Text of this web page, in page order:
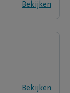
Bekijken
Bekijken